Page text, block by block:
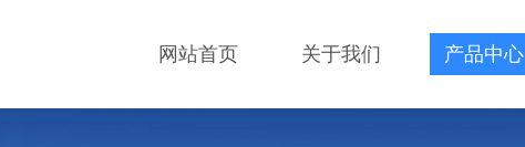
网站首页 关于我们 产品中心